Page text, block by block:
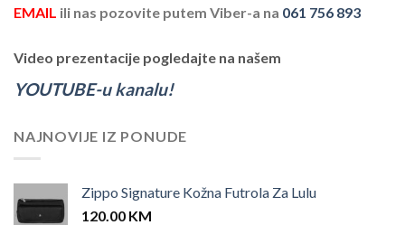
EMAIL ili nas pozovite putem Viber-a na 061 756 893
Video prezentacije pogledajte na našem
YOUTUBE-u kanalu!
NAJNOVIJE IZ PONUDE
Zippo Signature Kožna Futrola Za Lulu
120.00 KM